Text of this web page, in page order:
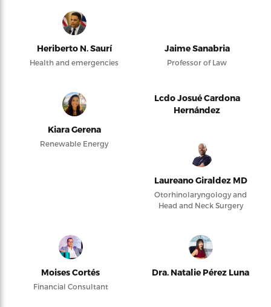
Heriberto N. Saurí
Health and emergencies
Jaime Sanabria
Professor of Law
Kiara Gerena
Renewable Energy
Lcdo Josué Cardona
Hernández
Laureano Giraldez MD
Otorhinolaryngology and
Head and Neck Surgery
Moises Cortés
Financial Consultant
Dra. Natalie Pérez Luna